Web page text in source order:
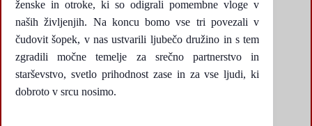
ženske in otroke, ki so odigrali pomembne vloge v
naših življenjih. Na koncu bomo vse tri povezali v
čudovit šopek, v nas ustvarili ljubečo družino in s tem
zgradili močne temelje za srečno partnerstvo in
starševstvo, svetlo prihodnost zase in za vse ljudi, ki
dobroto v srcu nosimo.